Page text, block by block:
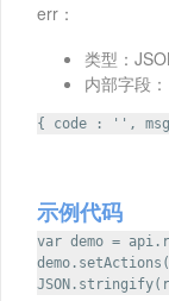
err：
类型：
内部字段：
{ code : '',
示例代码
var demo =